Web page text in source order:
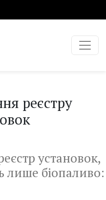
реєстру
установок,
лише біопаливо: